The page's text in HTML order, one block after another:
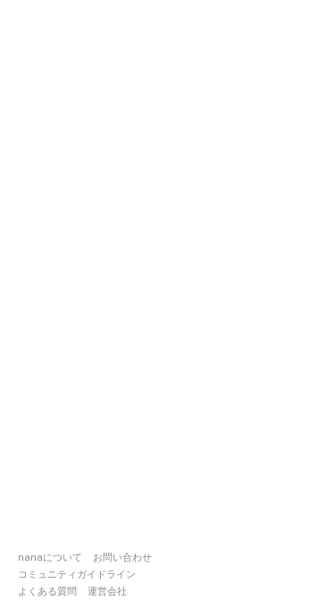
nanaについて
お問い合わせ
コミュニティガイドライン
よくある質問
運営会社